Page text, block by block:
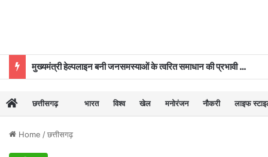
मुख्यमंत्री हेल्पलाइन बनी जनसमस्याओं के त्वरित समाधान की प्रभावी व्यवस्था
छत्तीसगढ़ भारत विश्व खेल मनोरंजन नौकरी लाइफ
Home /छत्तीसगढ़